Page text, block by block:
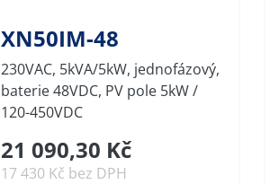
XN50IM-48
230VAC, 5kVA/5kW, jednofázový,
baterie 48VDC, PV pole 5kW /
120-450VDC
21 090,30 Kč
17 430 Kč bez DPH